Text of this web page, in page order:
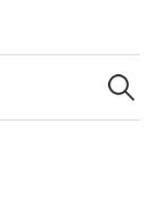
検
索: